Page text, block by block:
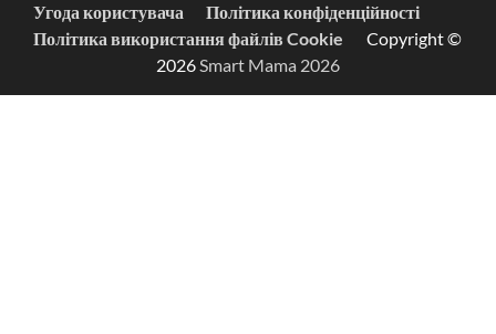
Угода користувача
Політика конфіденційності
Політика використання файлів Cookie
Copyright ©
2026Smart Mama 2026